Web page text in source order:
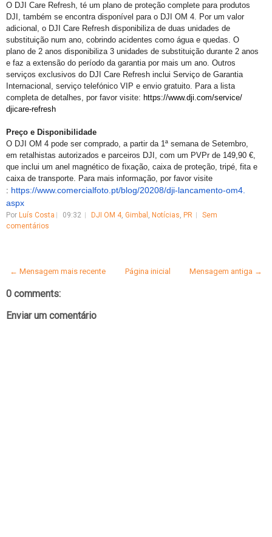
O DJI Care Refresh, té um plano de proteção complete para produtos
DJI, também se encontra disponível para o DJI OM 4. Por um valor
adicional, o DJI Care Refresh disponibiliza de duas unidades de
substituição num ano, cobrindo acidentes como água e quedas. O
plano de 2 anos disponibiliza 3 unidades de substituição durante 2 anos
e faz a extensão do período da garantia por mais um ano. Outros
serviços exclusivos do DJI Care Refresh inclui Serviço de Garantia
Internacional, serviço telefónico VIP e envio gratuito. Para a lista
completa de detalhes, por favor visite: https://www.dji.com/service/
djicare-refresh
Preço e Disponibilidade
O DJI OM 4 pode ser comprado, a partir da 1ª semana de Setembro,
em retalhistas autorizados e parceiros DJI, com um PVPr de 149,90 €,
que inclui um anel magnético de fixação, caixa de proteção, tripé, fita e
caixa de transporte. Para mais informação, por favor visite
: https://www.comercialfoto.pt/blog/20208/dji-lancamento-om4.
aspx
Por Luís Costa 09:32 DJI OM 4, Gimbal , Notícias, PR
Sem
comentários
← Mensagem mais recente Mensagem antiga →
Página inicial
0 comments:
Enviar um comentário